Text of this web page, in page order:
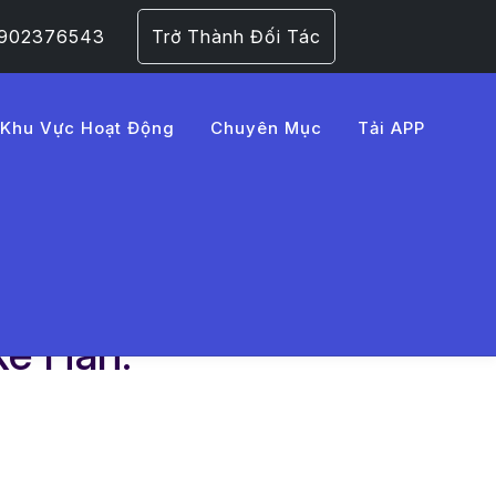
Trở Thành Đối Tác
Khu Vực Hoạt Động Chuyên Mục Tải APP
Hàn: